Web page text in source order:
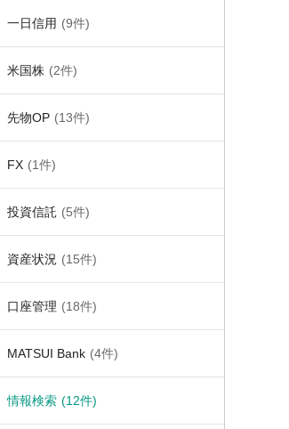
一日信用 (9件)
米国株 (2件)
先物OP (13件)
FX (1件)
投資信託 (5件)
資産状況 (15件)
口座管理 (18件)
MATSUI Bank (4件)
情報検索 (12件)